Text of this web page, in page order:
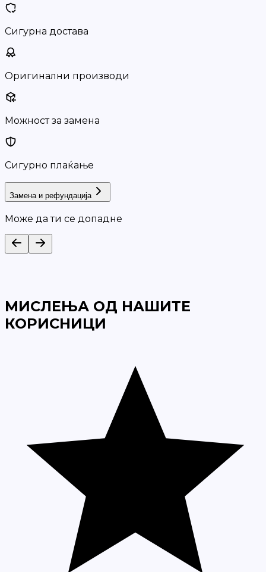
Сигурна достава
Оригинални производи
Можност за замена
Сигурно плаќање
Замена и рефундација
Може да ти се допадне
МИСЛЕЊА ОД НАШИТЕ
КОРИСНИЦИ